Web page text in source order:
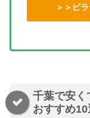
＞＞ピ
千葉で安く
おすすめ